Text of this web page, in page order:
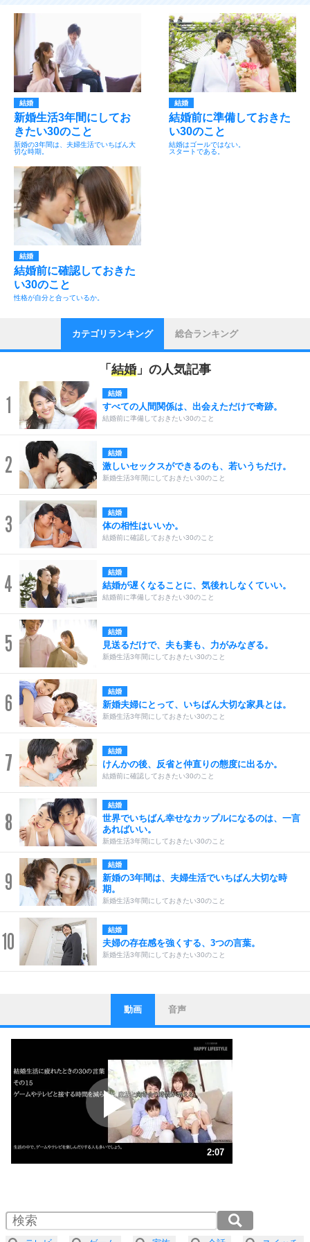
結婚
新婚生活3年間にしてお
きたい30のこと
新婚の3年間は、夫婦生活でいちばん大
切な時期。
結婚
結婚前に準備しておきた
い30のこと
結婚はゴールではない。
スタートである。
結婚
結婚前に確認しておきた
い30のこと
性格が自分と合っているか。
カテゴリランキング 総合ランキング
「 結婚」の人気記事
1 結婚
すべての人間関係は、出会えただけで奇跡。
結婚前に準備しておきたい30のこと
2 結婚
激しいセックスができるのも、若いうちだけ。
新婚生活3年間にしておきたい30のこと
3 結婚
体の相性はいいか。
結婚前に確認しておきたい30のこと
4 結婚
結婚が遅くなることに、気後れしなくていい。
結婚前に準備しておきたい30のこと
5 結婚
見送るだけで、夫も妻も、力がみなぎる。
新婚生活3年間にしておきたい30のこと
6 結婚
新婚夫婦にとって、いちばん大切な家具とは。
新婚生活3年間にしておきたい30のこと
7 結婚
けんかの後、反省と仲直りの態度に出るか。
結婚前に確認しておきたい30のこと
8
結婚
世界でいちばん幸せなカップルになるのは、一言
あればいい。
新婚生活3年間にしておきたい30のこと
9
結婚
新婚の3年間は、夫婦生活でいちばん大切な時
期。
新婚生活3年間にしておきたい30のこと
10 結婚
夫婦の存在感を強くする、3つの言葉。
新婚生活3年間にしておきたい30のこと
1
ストレス対策
他人と比べない。
いっそのこと、他人を見ない。
いらいらしない人になる30の方法
プラス思考
ポジティブになれない原因は、行動しないから。
ポジティブ思考になる30の方法
ストレス対策
人生、なんとかなるもの。
気楽に生きる30の方法
4 器の大きい人は、怒りを優しさで表現する。
動画 音声
2:07
2.0倍速 （249KB 1分3秒）
2.5倍速 （200KB 50秒）